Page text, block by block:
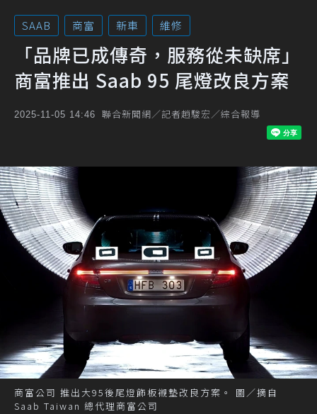
SAAB 商富 新車 維修
「品牌已成傳奇，服務從未缺席」
商富推出 Saab 95 尾燈改良方案
2025-11-05 14:46 聯合新聞網／記者趙駿宏／綜合報導
商富公司 推出大95後尾燈飾板襯墊改良方案。 圖／摘自
Saab Taiwan 總代理商富公司